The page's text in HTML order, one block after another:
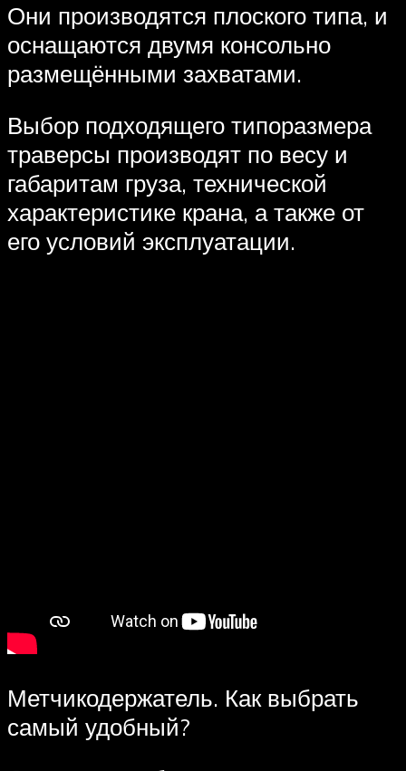
Они производятся плоского типа, и
оснащаются двумя консольно
размещёнными захватами.
Выбор подходящего типоразмера
траверсы производят по весу и
габаритам груза, технической
характеристике крана, а также от
его условий эксплуатации.
Метчикодержатель. Как выбрать
самый удобный?